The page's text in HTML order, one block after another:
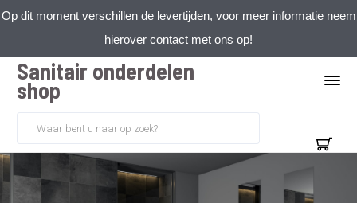
Op dit moment verschillen de levertijden, voor meer informatie neem
hierover contact met ons op!
Sanitair onderdelen
shop